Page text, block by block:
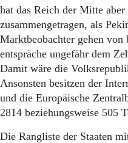
hat das Reich der Mitte
zusammengetragen, als
Marktbeobachter gehen von
entspräche ungefähr dem
Damit wäre die
Ansonsten besitzen der
und die Europäische
2814 beziehungsweise 505
Die Rangliste der Staaten